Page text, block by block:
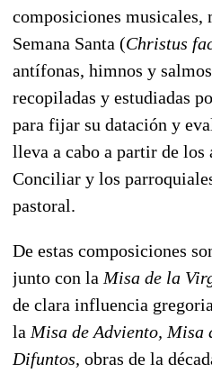
composiciones musicales,
Semana Santa (Christus
antífonas, himnos y
recopiladas y estudiadas
para fijar su datación y
lleva a cabo a partir de
Conciliar y los
pastoral.
De estas composiciones
junto con la Misa de la
de clara influencia
la Misa de Adviento, Misa
Difuntos, obras de la